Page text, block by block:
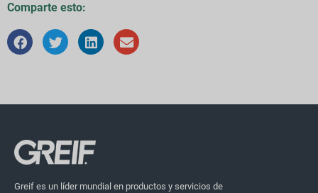
Comparte esto:
Greif es un líder mundial en productos y servicios de